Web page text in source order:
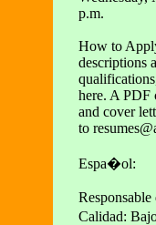
p.m.
How to
descriptions
here. A PDF
and cover
to
Espa�ol:
Calidad: